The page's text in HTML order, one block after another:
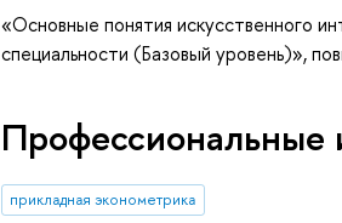
«Основные понятия искусственного
специальности (Базовый уровень)»,
Профессиональные
прикладная эконометрика